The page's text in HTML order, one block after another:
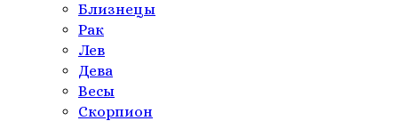
Близнецы
Рак
Лев
Дева
Весы
Скорпион